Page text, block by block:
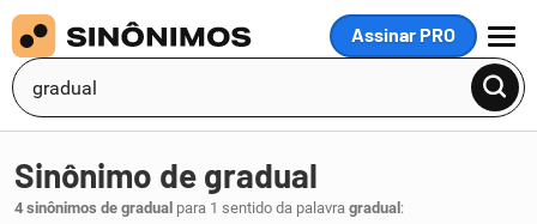
Assinar PRO
MENU
Sinônimo de gradual
4 sinônimos de gradual para 1 sentido da palavra gradual :